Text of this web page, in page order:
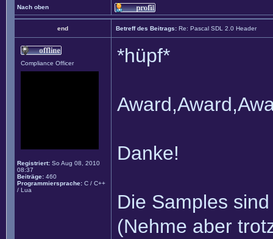
Nach oben
end Betreff des Beitrags: Re: Pascal SDL 2.0 Header
Compliance Officer
Registriert: So Aug 08, 2010
08:37
Beiträge: 460
Programmiersprache: C / C++
/ Lua
*hüpf*
Danke!
Die Samples
(Nehme aber